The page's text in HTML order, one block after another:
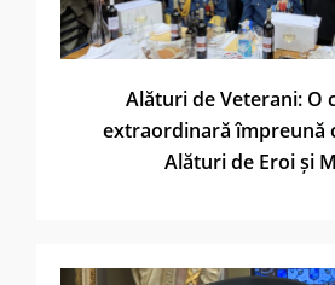
Alături de Veterani: O
extraordinară împreună
Alături de Eroi și